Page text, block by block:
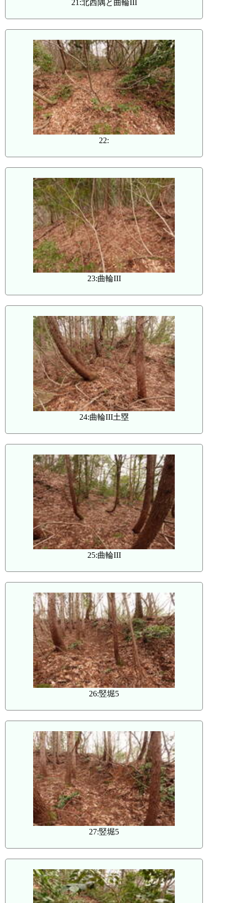
21:北西隅と曲輪III
22:
23:曲輪III
24:曲輪III土塁
25:曲輪III
26:竪堀5
27:竪堀5